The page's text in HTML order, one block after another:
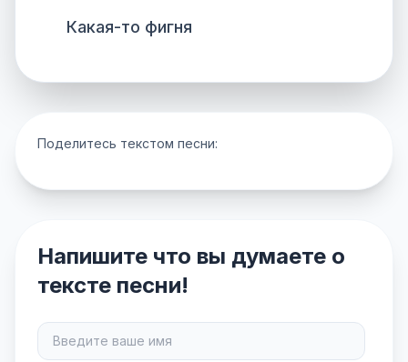
Какая-то фигня
Поделитесь текстом песни:
Напишите что вы думаете о
тексте песни!